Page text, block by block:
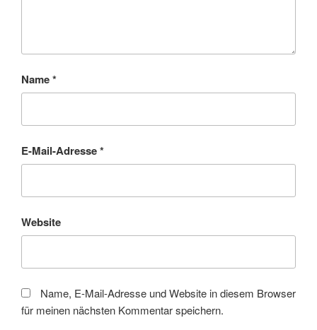
Name*
E-Mail-Adresse*
Website
Name, E-Mail-Adresse und Website in diesem Browser
für meinen nächsten Kommentar speichern.